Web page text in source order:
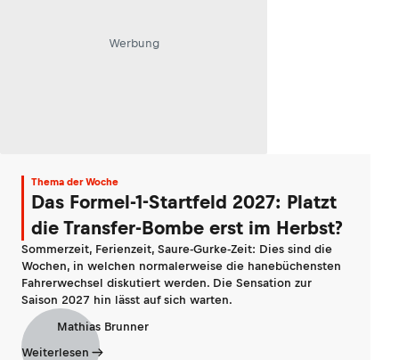
Werbung
Thema der Woche
Das Formel-1-Startfeld 2027: Platzt
die Transfer-Bombe erst im Herbst?
Sommerzeit, Ferienzeit, Saure-Gurke-Zeit: Dies sind die
Wochen, in welchen normalerweise die hanebüchensten
Fahrerwechsel diskutiert werden. Die Sensation zur
Saison 2027 hin lässt auf sich warten.
Mathias Brunner
Weiterlesen